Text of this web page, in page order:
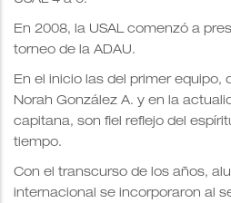
En 2008, la USAL comenzó a
torneo de la ADAU.
En el inicio las del primer equipo,
Norah González A. y en la
capitana, son fiel reflejo del
tiempo.
Con el transcurso de los años,
internacional se incorporaron al